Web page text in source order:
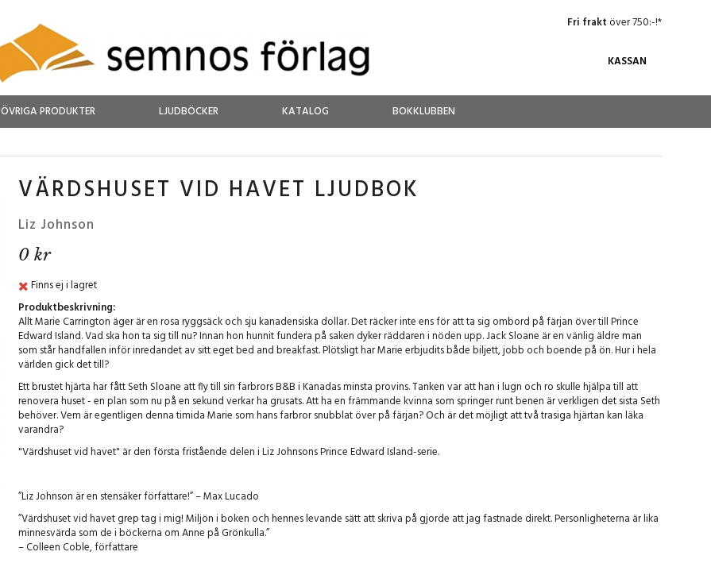
Fri frakt över 750:-!*
KASSAN
ÖVRIGA PRODUKTER LJUDBÖCKER KATALOG
BOKKLUBBEN
VÄRDSHUSET VID HAVET LJUDBOK
Liz Johnson
0 kr
Finns ej i lagret
Produktbeskrivning:
Allt Marie Carrington äger är en rosa ryggsäck och sju kanadensiska dollar. Det räcker inte ens för att ta sig ombord på färjan över till Prince
Edward Island. Vad ska hon ta sig till nu? Innan hon hunnit fundera på saken dyker räddaren i nöden upp. Jack Sloane är en vänlig äldre man
som står handfallen inför inredandet av sitt eget bed and breakfast. Plötsligt har Marie erbjudits både biljett, jobb och boende på ön. Hur i hela
världen gick det till?
Ett brustet hjärta har fått Seth Sloane att fly till sin farbrors B&B i Kanadas minsta provins. Tanken var att han i lugn och ro skulle hjälpa till att
renovera huset - en plan som nu på en sekund verkar ha grusats. Att ha en främmande kvinna som springer runt benen är verkligen det sista Seth
behöver. Vem är egentligen denna timida Marie som hans farbror snubblat över på färjan? Och är det möjligt att två trasiga hjärtan kan läka
varandra?
"Värdshuset vid havet" är den första fristående delen i Liz Johnsons Prince Edward Island-serie.
”Liz Johnson är en stensäker författare!” – Max Lucado
”Värdshuset vid havet grep tag i mig! Miljön i boken och hennes levande sätt att skriva på gjorde att jag fastnade direkt. Personligheterna är lika
minnesvärda som de i böckerna om Anne på Grönkulla.”
– Colleen Coble, författare